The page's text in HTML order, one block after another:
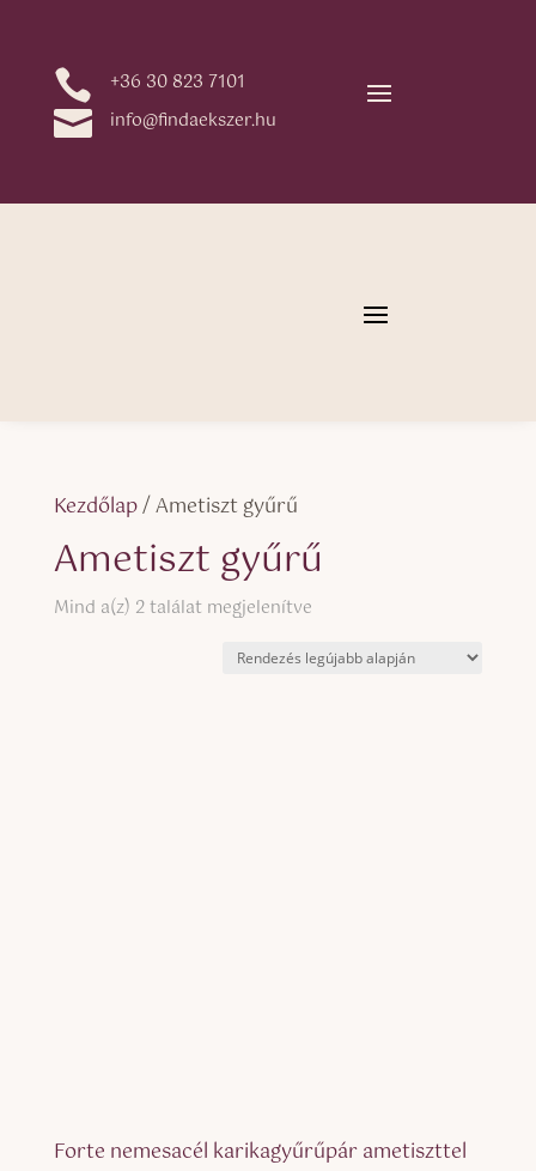
 +36 30 823 7101
 info@findaekszer.hu
Kezdőlap/ Ametiszt gyűrű
Ametiszt gyűrű
Mind a(z) 2 találat megjelenítveSorted
latest
Forte nemesacél karikagyűrűpár ametiszttel